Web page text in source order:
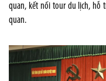
quan, kết nối tour du lịch, hỗ
quan.